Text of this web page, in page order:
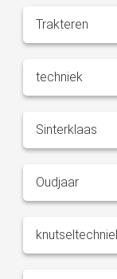
Trakteren
techniek
Sinterklaas
Oudjaar